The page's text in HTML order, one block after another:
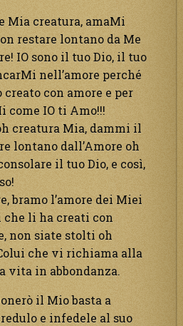
Mia creatura, amaMi
restare lontano da Me
IO sono il tuo Dio, il tuo
nell’amore perché
creato con amore e per
come IO ti Amo!!!
creatura Mia, dammi il
lontano dall’Amore oh
il tuo Dio, e così,
bramo l’amore dei Miei
che li ha creati con
non siate stolti oh
che vi richiama alla
vita in abbondanza.
il Mio basta a
e infedele al suo